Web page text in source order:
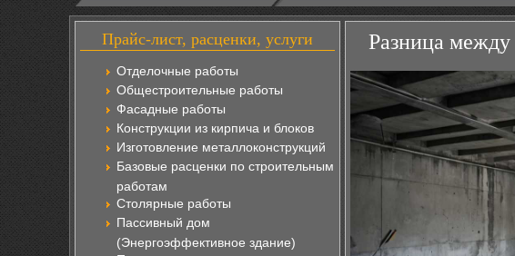
Прайс-лист, расценки, услуги
Отделочные работы
Общестроительные работы
Фасадные работы
Конструкции из кирпича и блоков
Изготовление металлоконструкций
Базовые расценки по строительным
работам
Столярные работы
Пассивный дом
(Энергоэффективное здание)
Разница